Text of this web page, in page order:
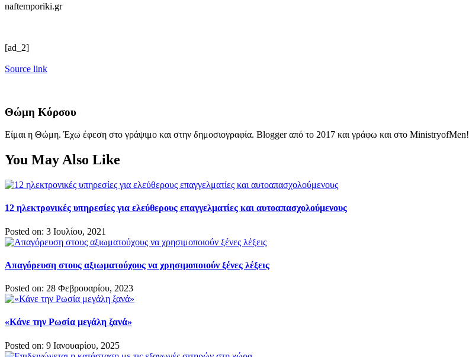
naftemporiki.gr
[ad_2]
Source link
Θώμη Κόρσου
Είμαι η Θώμη. Έχω έφεση στο γράψιμο και στην δημοσιογραφία. Blogger από το 2017 και γράφω και στο MinistryofMen!
You May Also Like
12 ηλεκτρονικές υπηρεσίες για ελεύθερους επαγγελματίες και αυτοαπασχολούμενους
Posted on: 3 Ιουλίου, 2021
Απαγόρευση στους αξιωματούχους να χρησιμοποιούν ξένες λέξεις
Posted on: 28 Φεβρουαρίου, 2023
«Κάνε την Ρωσία μεγάλη ξανά»
Posted on: 9 Ιανουαρίου, 2025